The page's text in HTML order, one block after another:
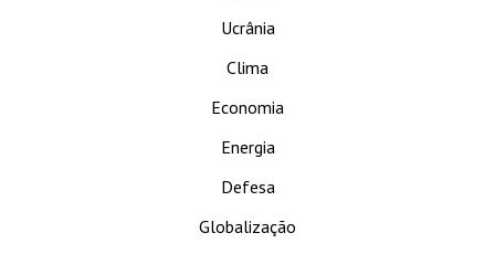
Ucrânia
Clima
Economia
Energia
Defesa
Globalização